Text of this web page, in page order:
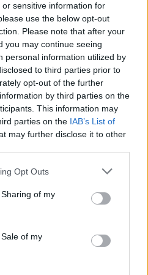
sensitive information for
use the below opt-out
Please note that after your
you may continue seeing
personal information utilized by
to third parties prior to
opt-out of the further
by third parties on the
This information may
parties on the IAB’s List of
may further disclose it to other
app uses one or more Google
behaviour. You may click to
and its third-party tags to
purposes in below Google
Opt Outs
of my
of my
εδώ
50 /50
2000 /2000
από reCAPTCHA, ισχύουν